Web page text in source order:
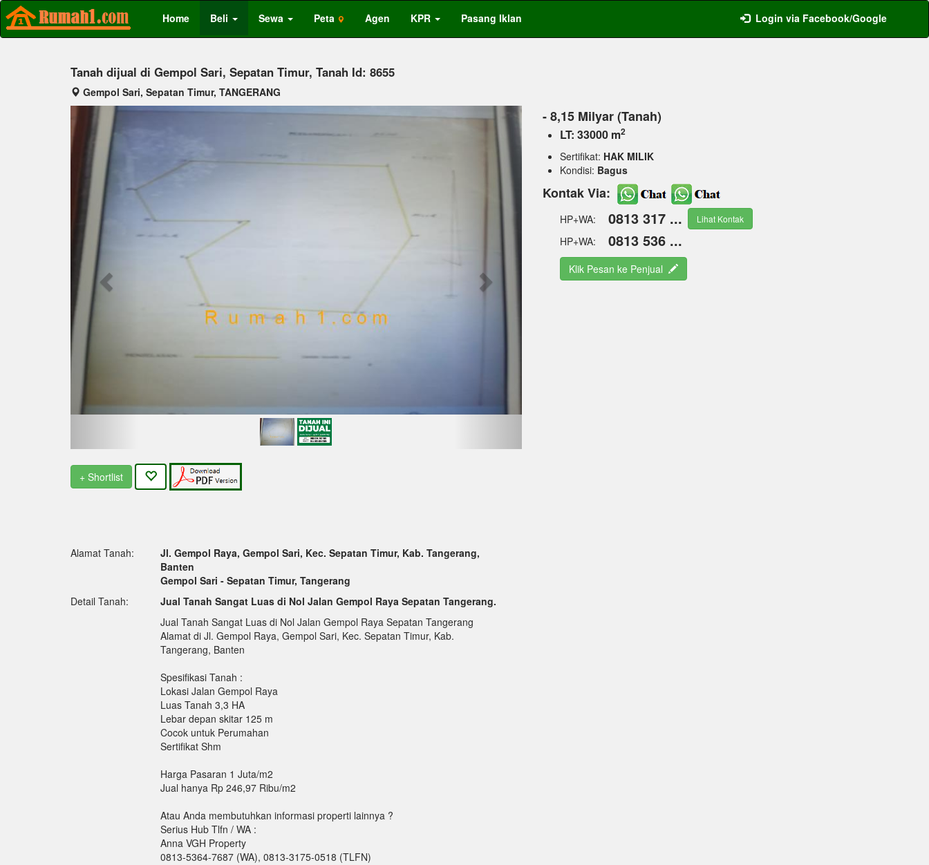
Home Beli Sewa Peta Agen KPR Pasang Iklan Login via Facebook/Google
Tanah dijual di Gempol Sari, Sepatan Timur, Tanah Id: 8655
Gempol Sari, Sepatan Timur, TANGERANG
Previous Next
+ Shortlist
- 8,15 Milyar (Tanah)
LT: 33000 m2
Sertifikat: HAK MILIK
Kondisi: Bagus
Kontak Via:
HP+WA: 0813 317 ... Lihat Kontak
HP+WA: 0813 536 ...
Klik Pesan ke Penjual
Alamat Tanah:
Jl. Gempol Raya, Gempol Sari, Kec. Sepatan Timur, Kab. Tangerang,
Banten
Gempol Sari - Sepatan Timur, Tangerang
Detail Tanah:
Jual Tanah Sangat Luas di Nol Jalan Gempol Raya Sepatan Tangerang.
Jual Tanah Sangat Luas di Nol Jalan Gempol Raya Sepatan Tangerang
Alamat di Jl. Gempol Raya, Gempol Sari, Kec. Sepatan Timur, Kab.
Tangerang, Banten
Spesifikasi Tanah :
Lokasi Jalan Gempol Raya
Luas Tanah 3,3 HA
Lebar depan skitar 125 m
Cocok untuk Perumahan
Sertifikat Shm
Harga Pasaran 1 Juta/m2
Jual hanya Rp 246,97 Ribu/m2
Atau Anda membutuhkan informasi properti lainnya ?
Serius Hub Tlfn / WA :
Anna VGH Property
0813-5364-7687 (WA), 0813-3175-0518 (TLFN)